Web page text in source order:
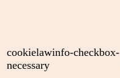
cookielawinfo-checkbox-
necessary